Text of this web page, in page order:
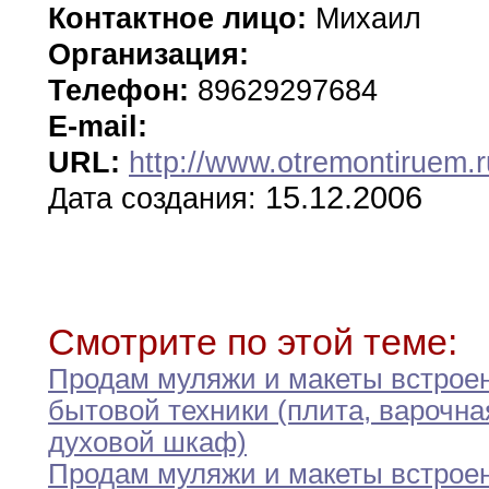
Контактное лицо: Михаил
Организация:
Телефон: 89629297684
E-mail:
URL: http://
Дата создания: 15.12.2006
Смотрите по этой теме:
Продам муляжи и макеты
бытовой техники (плита,
духовой шкаф)
Продам муляжи и макеты